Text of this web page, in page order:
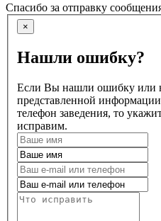
Спасибо за отправку
×
Нашли ошибку?
Если Вы нашли ошибку или
представленной
телефон заведения, то
исправим.